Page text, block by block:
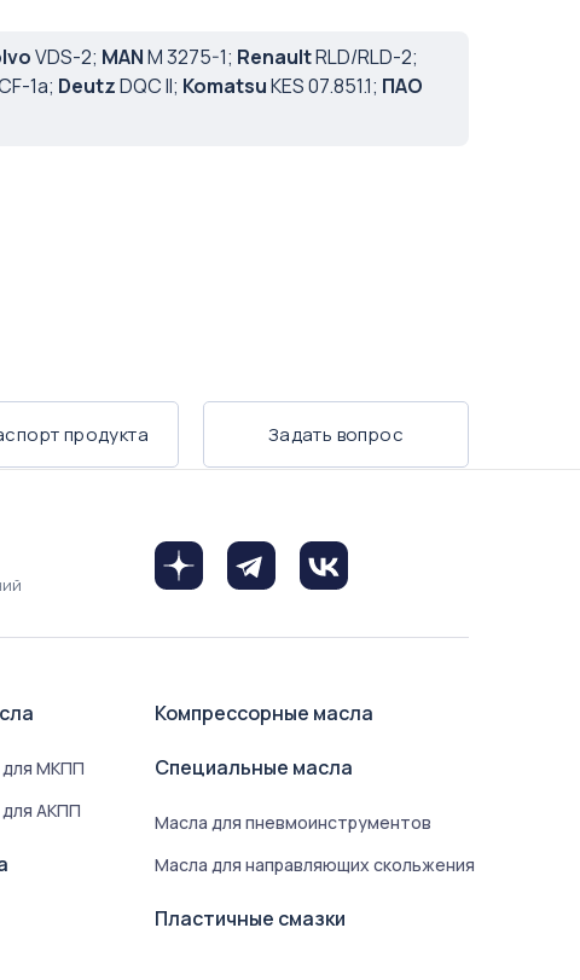
VDS-2; MANM 3275-1; RenaultRLD/RLD-2;
1a; DeutzDQC II; KomatsuKES 07.851.1; ПАО
продукта Задать вопрос
Масла для пневмоинструментов
Специальные масла
Компрессорные масла
Пластичные смазки
Масла для направляющих скольжения
для МКПП
АКПП